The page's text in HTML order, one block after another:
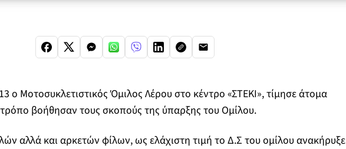
ο Μοτοσυκλετιστικός Όμιλος Λέρου στο κέντρο «ΣΤΕΚΙ», τίμησε άτομα
βοήθησαν τους σκοπούς της ύπαρξης του Ομίλου.
αλλά και αρκετών φίλων, ως ελάχιστη τιμή το Δ.Σ του ομίλου ανακήρυξε